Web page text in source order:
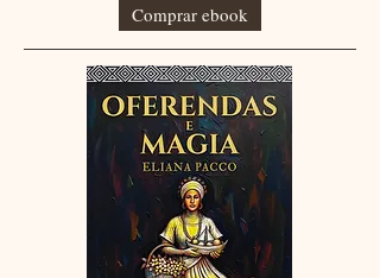
Comprar ebook